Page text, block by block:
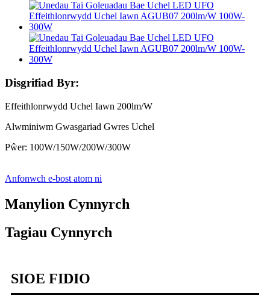
Disgrifiad Byr:
Effeithlonrwydd Uchel Iawn 200lm/W
Alwminiwm Gwasgariad Gwres Uchel
Pŵer: 100W/150W/200W/300W
Anfonwch e-bost atom ni
Manylion Cynnyrch
Tagiau Cynnyrch
SIOE FIDIO